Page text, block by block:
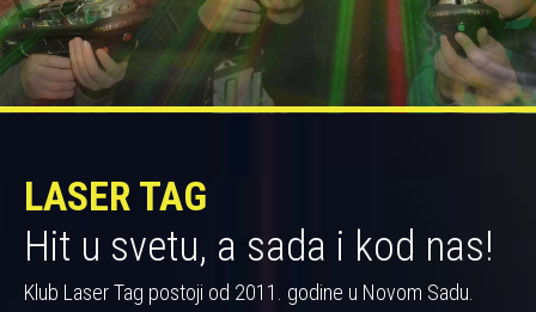
LASER TAG
Hit u svetu, a sada i kod nas!
Klub Laser Tag postoji od 2011. godine u Novom Sadu.